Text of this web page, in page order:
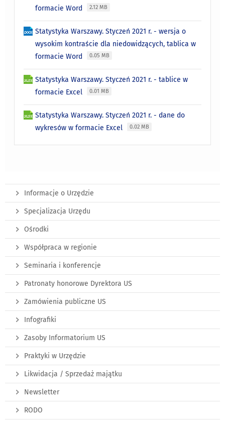
formacie Word
2.12 MB
Statystyka Warszawy. Styczeń 2021 r. - wersja o
wysokim kontraście dla niedowidzących, tablica w
formacie Word
0.05 MB
Statystyka Warszawy. Styczeń 2021 r. - tablice w
formacie Excel
0.01 MB
Statystyka Warszawy. Styczeń 2021 r. - dane do
wykresów w formacie Excel
0.02 MB
Informacje o Urzędzie
Specjalizacja Urzędu
Ośrodki
Współpraca w regionie
Seminaria i konferencje
Patronaty honorowe Dyrektora US
Zamówienia publiczne US
Infografiki
Zasoby Informatorium US
Praktyki w Urzędzie
Likwidacja / Sprzedaż majątku
Newsletter
RODO